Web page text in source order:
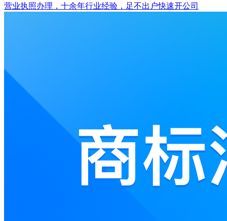
营业执照办理，十余年行业经验，足不出户快速开公司